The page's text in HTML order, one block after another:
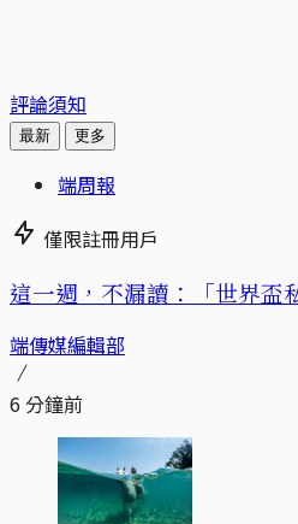
評論須知
最新 更多
端周報
僅限註冊用戶
這一週，不漏讀：「世界盃
端傳媒編輯部
6 分鐘前